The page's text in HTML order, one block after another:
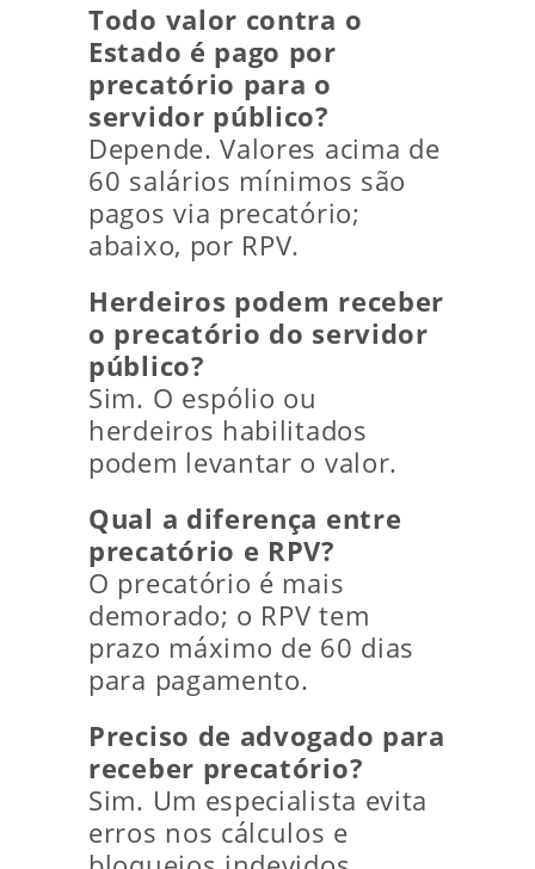
Todo valor contra o
Estado é pago por
precatório para o
servidor público?
Depende. Valores acima de
60 salários mínimos são
pagos via precatório;
abaixo, por RPV.
Herdeiros podem receber
o precatório do servidor
público?
Sim. O espólio ou
herdeiros habilitados
podem levantar o valor.
Qual a diferença entre
precatório e RPV?
O precatório é mais
demorado; o RPV tem
prazo máximo de 60 dias
para pagamento.
Preciso de advogado para
receber precatório?
Sim. Um especialista evita
erros nos cálculos e